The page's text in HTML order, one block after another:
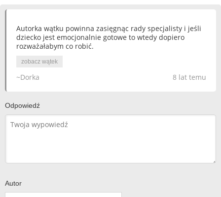
Autorka wątku powinna zasięgnąc rady specjalisty i jeśli
dziecko jest emocjonalnie gotowe to wtedy dopiero
rozważałabym co robić.
zobacz wątek
8 lat temu
~Dorka
Odpowiedź
Autor